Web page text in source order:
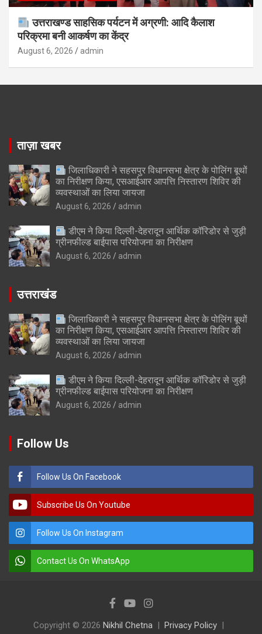
उत्तराखण्ड साहसिक पर्यटन में अग्रणी: आदि कैलाश
परिक्रमा बनी आकर्षण का केंद्र
August 6, 2026 admin
ताज़ा खबर
जिलाधिकारी ने सहसपुर विधानसभा क्षेत्र के पोलिंग बूथों
का निरीक्षण किया, एसआईआर आपत्ति निस्तारण शिविर की
व्यवस्थाओं का लिया जायजा
August 6, 2026 admin
डीएम ने किया दिल्ली-देहरादून आर्थिक कॉरिडोर से जुड़ी
ग्रीनफील्ड बाईपास परियोजना का निरीक्षण
August 6, 2026 admin
उत्तराखंड
जिलाधिकारी ने सहसपुर विधानसभा क्षेत्र के पोलिंग बूथों
का निरीक्षण किया, एसआईआर आपत्ति निस्तारण शिविर की
व्यवस्थाओं का लिया जायजा
August 6, 2026 admin
डीएम ने किया दिल्ली-देहरादून आर्थिक कॉरिडोर से जुड़ी
ग्रीनफील्ड बाईपास परियोजना का निरीक्षण
August 6, 2026 admin
Follow Us
Follow Us On Facebook
Subscribe Us On Youtube
Follow Us On Instagram
Contact Us On WhatsApp
Copyright © 2026 Nikhil Chetna Privacy Policy